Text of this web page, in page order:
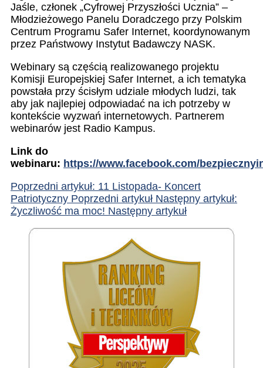
Jaśle, członek „Cyfrowej Przyszłości Ucznia” –
Młodzieżowego Panelu Doradczego przy Polskim
Centrum Programu Safer Internet, koordynowanym
przez Państwowy Instytut Badawczy NASK.
Webinary są częścią realizowanego projektu
Komisji Europejskiej Safer Internet, a ich tematyka
powstała przy ścisłym udziale młodych ludzi, tak
aby jak najlepiej odpowiadać na ich potrzeby w
kontekście wyzwań internetowych. Partnerem
webinarów jest Radio Kampus.
Link do
webinaru: https://www.facebook.com/
Poprzedni artykuł: 11 Listopada- Koncert
Patriotyczny Poprzedni artykuł Następny artykuł:
Życzliwość ma moc! Następny artykuł